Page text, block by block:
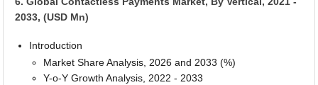
2033, (USD Mn)
Introduction
Market Share Analysis, 2026 and 2033 (%)
Y-o-Y Growth Analysis, 2022 - 2033